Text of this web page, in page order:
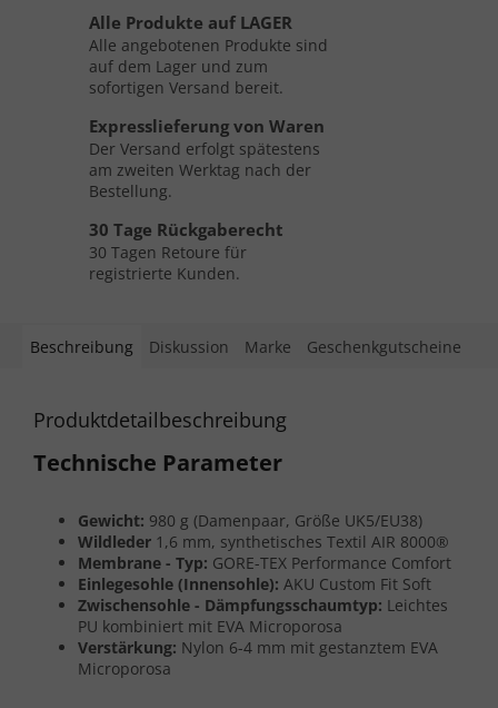
Alle Produkte auf LAGER
Alle angebotenen Produkte sind
auf dem Lager und zum
sofortigen Versand bereit.
Expresslieferung von Waren
Der Versand erfolgt spätestens
am zweiten Werktag nach der
Bestellung.
30 Tage Rückgaberecht
30 Tagen Retoure für
registrierte Kunden.
Beschreibung Diskussion Marke Geschenkgutscheine
Produktdetailbeschreibung
Technische Parameter
Gewicht: 980 g (Damenpaar, Größe UK5/EU38)
Wildleder 1,6 mm, synthetisches Textil AIR 8000®
Membrane - Typ: GORE-TEX Performance Comfort
Einlegesohle (Innensohle): AKU Custom Fit Soft
Zwischensohle - Dämpfungsschaumtyp: Leichtes
PU kombiniert mit EVA Microporosa
Verstärkung: Nylon 6-4 mm mit gestanztem EVA
Microporosa